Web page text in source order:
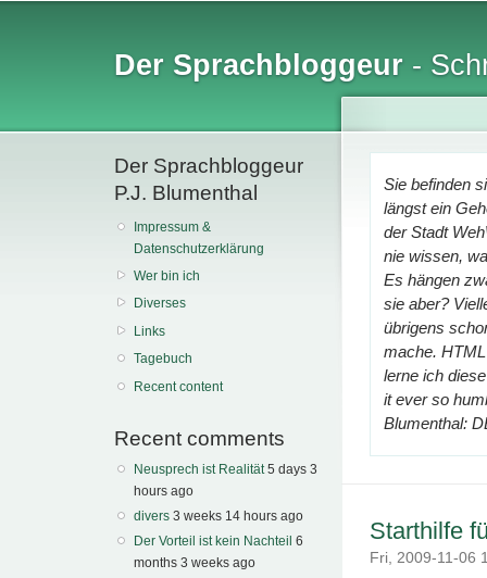
Der Sprachbloggeur -
Der Sprachbloggeur
P.J. Blumenthal
Impressum &
Datenschutzerklärung
Wer bin ich
Diverses
Links
Tagebuch
Recent content
Recent comments
Neusprech ist Realität 5 days 3
hours ago
divers 3 weeks 14 hours ago
Der Vorteil ist kein Nachteil 6
months 3 weeks ago
Sie befinden
längst ein
der Stadt
nie wissen,
Es hängen
sie aber?
übrigens
mache.
lerne ich
it ever so
Blumenthal:
Starthilfe
Fri, 2009-11-